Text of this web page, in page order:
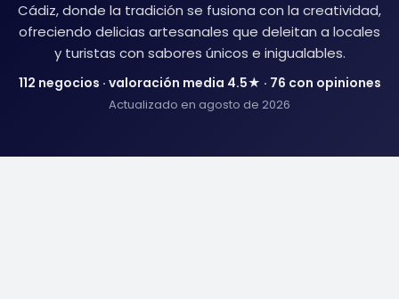
Cádiz, donde la tradición se fusiona con la creatividad,
ofreciendo delicias artesanales que deleitan a locales
y turistas con sabores únicos e inigualables.
112 negocios · valoración media 4.5★ · 76 con opiniones
Actualizado en agosto de 2026